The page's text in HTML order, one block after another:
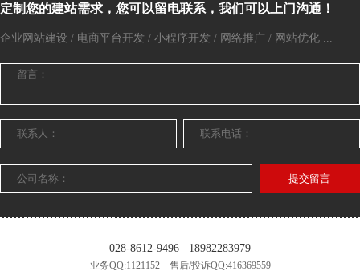
定制您的建站需求，您可以留电联系，我们可以上门沟通！
企业网站建设 / 电商平台开发 / 小程序开发 / 网络推广 / 网站优化 ...
提交留言
028-8612-9496 18982283979
业务QQ:1121152 售后/投诉QQ:416369559